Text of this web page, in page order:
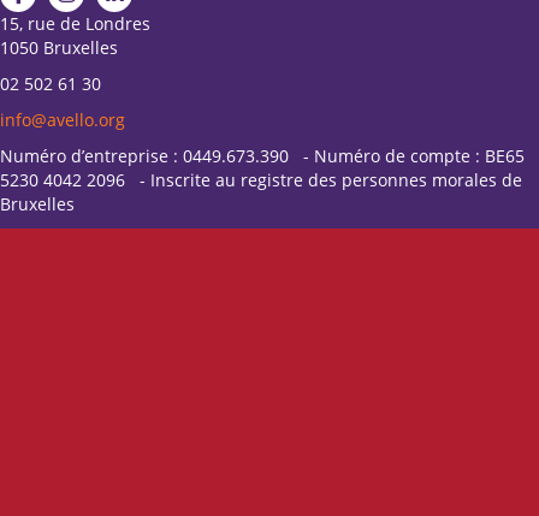
15, rue de Londres
1050 Bruxelles
02 502 61 30
info@avello.org
Numéro d’entreprise : 0449.673.390 - Numéro de compte : BE65
5230 4042 2096 - Inscrite au registre des personnes morales de
Bruxelles